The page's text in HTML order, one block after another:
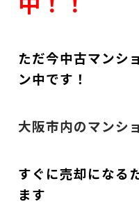
ただ今中古マンシ
ン中です！
大阪市内のマンシ
すぐに売却になる
ます